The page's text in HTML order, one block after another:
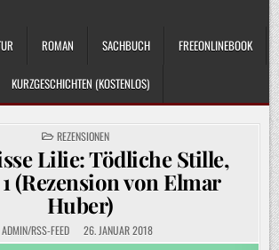
ROMAN SACHBUCH FREEONLINEBOOK
KURZGESCHICHTEN (KOSTENLOS)
POSTED
IN
REZENSIONEN
Lilie: Tödliche Stille,
(Rezension von Elmar
Huber)
ADMIN/RSS-FEED 26. JANUAR 2018